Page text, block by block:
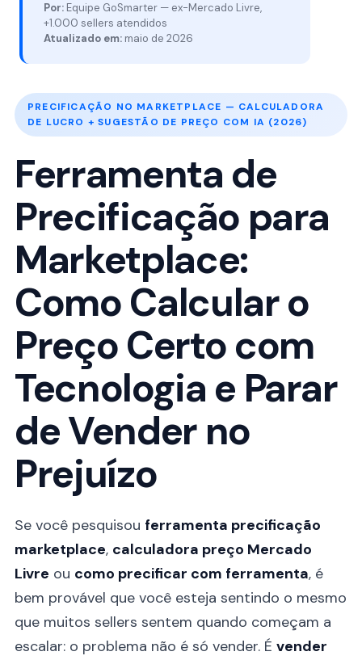
Por: Equipe GoSmarter — ex-Mercado Livre,
+1.000 sellers atendidos
Atualizado em: maio de 2026
PRECIFICAÇÃO NO MARKETPLACE — CALCULADORA
DE LUCRO + SUGESTÃO DE PREÇO COM IA (2026)
Ferramenta de
Precificação para
Marketplace:
Como Calcular o
Preço Certo com
Tecnologia e Parar
de Vender no
Prejuízo
Se você pesquisou ferramenta precificação
marketplace, calculadora preço Mercado
Livre ou como precificar com ferramenta, é
bem provável que você esteja sentindo o mesmo
que muitos sellers sentem quando começam a
escalar: o problema não é só vender. É vender